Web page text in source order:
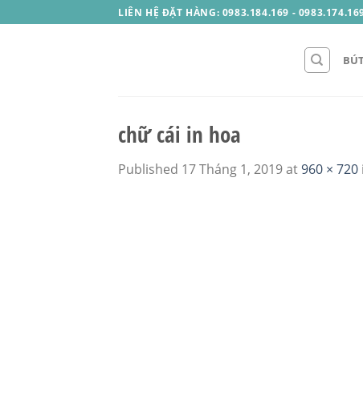
to
LIÊN HỆ ĐẶT HÀNG: 0983.184.169 -
chữ cái in hoa
Published 17 Tháng 1, 2019at960 × 720